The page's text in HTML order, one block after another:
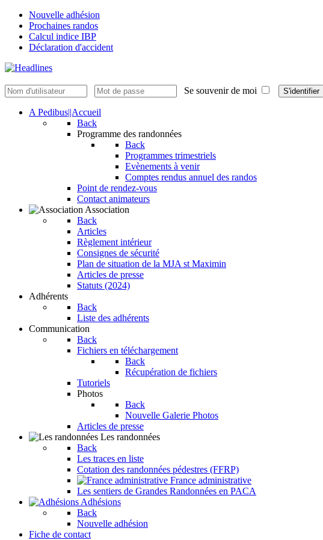
Nouvelle adhésion
Prochaines randos
Calcul indice IBP
Déclaration d'accident
Se souvenir de moi S'identifier
A Pedibus||Accueil
Back
Programme des randonnées
Back
Programmes trimestriels
Evènements à venir
Comptes rendus annuel des randos
Point de rendez-vous
Contact animateurs
Association
Back
Articles
Règlement intérieur
Consignes de sécurité
Plan de situation de la MJA st Maximin
Articles de presse
Statuts (2024)
Adhérents
Back
Liste des adhérents
Communication
Back
Fichiers en téléchargement
Back
Récupération de fichiers
Tutoriels
Photos
Back
Nouvelle Galerie Photos
Articles de presse
Les randonnées
Back
Les traces en liste
Cotation des randonnées pédestres (FFRP)
France administrative
Les sentiers de Grandes Randonnées en PACA
Adhésions
Back
Nouvelle adhésion
Fiche de contact